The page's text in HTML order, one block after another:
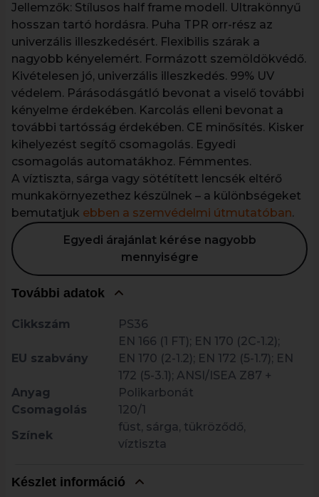
Jellemzők: Stílusos half frame modell. Ultrakönnyű
hosszan tartó hordásra. Puha TPR orr-rész az
univerzális illeszkedésért. Flexibilis szárak a
nagyobb kényelemért. Formázott szemöldökvédő.
Kivételesen jó, univerzális illeszkedés. 99% UV
védelem. Párásodásgátló bevonat a viselő további
kényelme érdekében. Karcolás elleni bevonat a
további tartósság érdekében. CE minősítés. Kisker
kihelyezést segítő csomagolás. Egyedi
csomagolás automatákhoz. Fémmentes.
A víztiszta, sárga vagy sötétített lencsék eltérő
munkakörnyezethez készülnek – a különbségeket
bemutatjuk ebben a szemvédelmi útmutatóban.
Egyedi árajánlat kérése nagyobb
mennyiségre
További adatok
Cikkszám PS36
EU szabvány
EN 166 (1 FT); EN 170 (2C-1.2);
EN 170 (2-1.2); EN 172 (5-1.7); EN
172 (5-3.1); ANSI/ISEA Z87 +
Anyag
Polikarbonát
Csomagolás
120/1
Színek
füst, sárga, tükröződő,
víztiszta
Készlet információ